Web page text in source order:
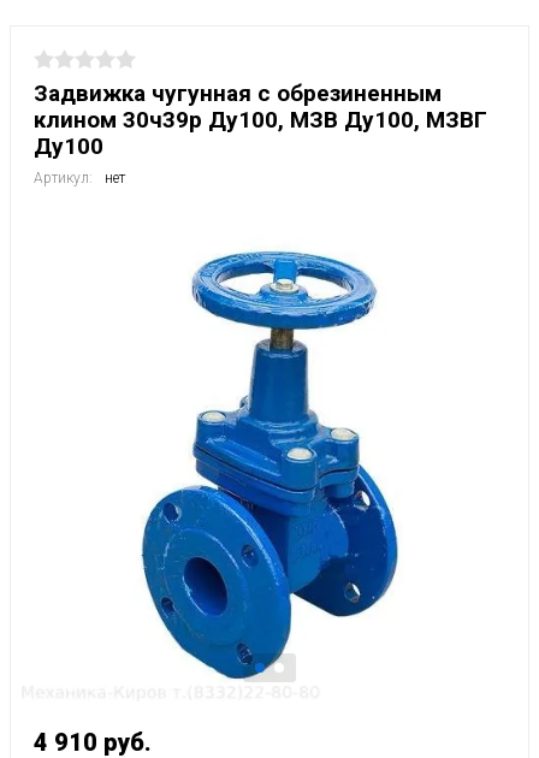
Задвижка чугунная с обрезиненным
клином 30ч39р Ду100, МЗВ Ду100, МЗВГ
Ду100
Артикул: нет
4 910 руб.